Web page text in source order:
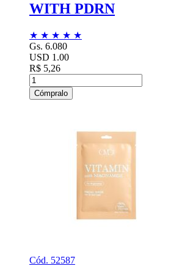
WITH PDRN
★ ★ ★ ★ ★
Gs. 6.080
USD 1.00
R$ 5,26
Cómpralo
Cód. 52587